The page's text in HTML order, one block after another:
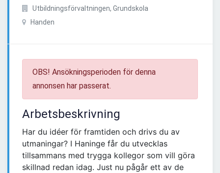
Utbildningsförvaltningen, Grundskola
Handen
OBS! Ansökningsperioden för denna
annonsen har passerat.
Arbetsbeskrivning
Har du idéer för framtiden och drivs du av
utmaningar? I Haninge får du utvecklas
tillsammans med trygga kollegor som vill göra
skillnad redan idag. Just nu pågår ett av de